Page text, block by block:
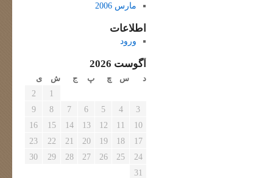
مارس 2006
اطلاعات
ورود
آگوست 2026
د س چ پ ج ش ی
1
2
3
4
5
6
7
8
9
10
11
12
13
14
15
16
17
18
19
20
21
22
23
24
25
26
27
28
29
30
31